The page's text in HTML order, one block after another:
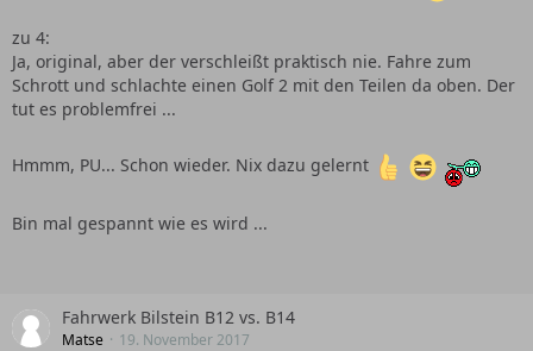
zu 4:
Ja, original, aber der verschleißt praktisch nie. Fahre zum
Schrott und schlachte einen Golf 2 mit den Teilen da oben. Der
tut es problemfrei ...
Hmmm, PU... Schon wieder. Nix dazu gelernt
Bin mal gespannt wie es wird ...
Fahrwerk Bilstein B12 vs. B14
Matse 19. November 2017